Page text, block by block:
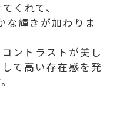
くれて、
な輝きが加わりま
ントラストが美し
て高い存在感を発